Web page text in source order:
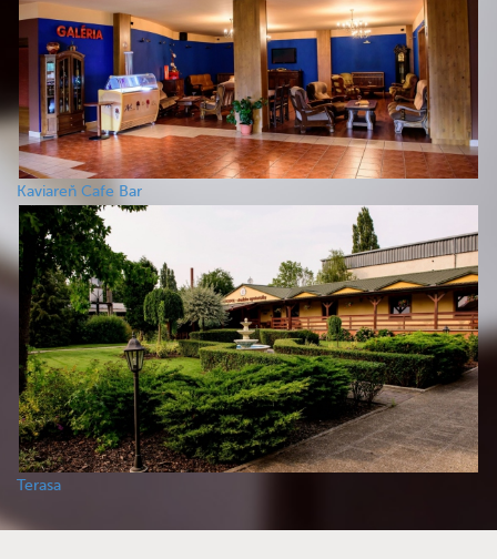
Kaviareň Cafe Bar
Terasa